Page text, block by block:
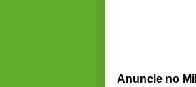
Anuncie no